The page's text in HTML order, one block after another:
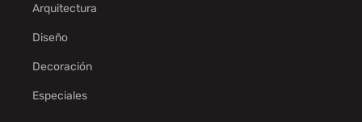
Arquitectura
Diseño
Decoración
Especiales